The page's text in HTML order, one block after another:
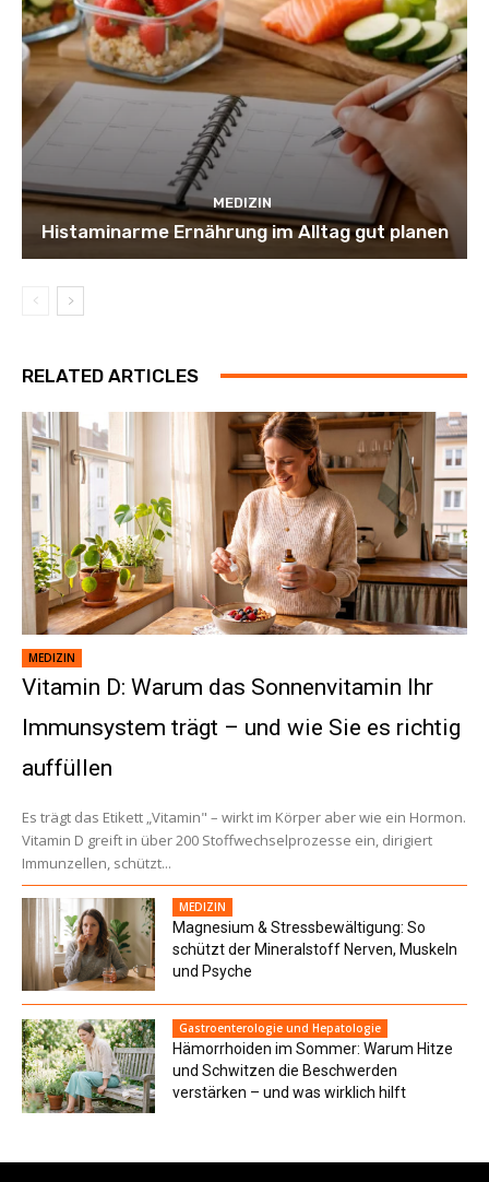
MEDIZIN
Histaminarme Ernährung im Alltag gut planen
RELATED ARTICLES
MEDIZIN
Vitamin D: Warum das Sonnenvitamin Ihr
Immunsystem trägt – und wie Sie es richtig
auffüllen
Es trägt das Etikett „Vitamin" – wirkt im Körper aber wie ein Hormon.
Vitamin D greift in über 200 Stoffwechselprozesse ein, dirigiert
Immunzellen, schützt...
MEDIZIN
Magnesium & Stressbewältigung: So
schützt der Mineralstoff Nerven, Muskeln
und Psyche
Gastroenterologie und Hepatologie
Hämorrhoiden im Sommer: Warum Hitze
und Schwitzen die Beschwerden
verstärken – und was wirklich hilft